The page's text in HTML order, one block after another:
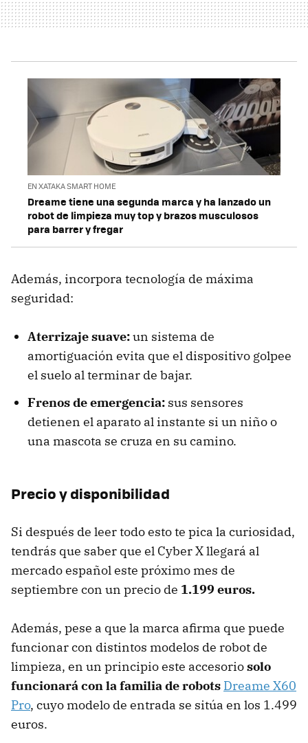
EN XATAKA SMART HOME
Dreame tiene una segunda marca y ha lanzado un
robot de limpieza muy top y brazos musculosos
para barrer y fregar
Además, incorpora tecnología de máxima
seguridad:
Aterrizaje suave:un sistema de
amortiguación evita que el dispositivo golpee
el suelo al terminar de bajar.
Frenos de emergencia: sus sensores
detienen el aparato al instante si un niño o
una mascota se cruza en su camino.
Precio y disponibilidad
Si después de leer todo esto te pica la curiosidad,
tendrás que saber que el Cyber X llegará al
mercado español este próximo mes de
septiembre con un precio de 1.199 euros.
Además, pese a que la marca afirma que puede
funcionar con distintos modelos de robot de
limpieza, en un principio este accesoriosolo
funcionará con la familia de robots Dreame X60
Pro, cuyo modelo de entrada se sitúa en los 1.499
euros.